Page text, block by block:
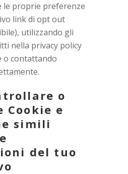
le proprie preferenze
link di opt out
utilizzando gli
nella privacy policy
o contattando
o
Cookie e
simili
del tuo